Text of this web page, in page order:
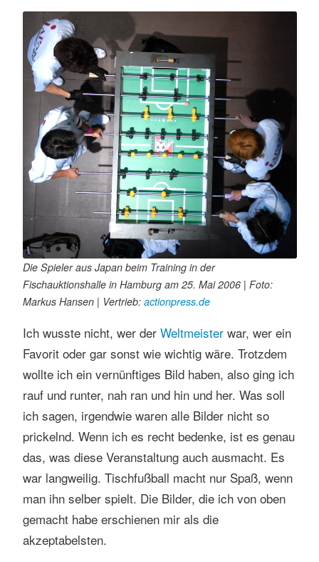
Die Spieler aus Japan beim Training in der
Fischauktionshalle in Hamburg am 25. Mai 2006 | Foto:
Markus Hansen | Vertrieb: actionpress.de
Ich wusste nicht, wer der Weltmeisterwar, wer ein
Favorit oder gar sonst wie wichtig wäre. Trotzdem
wollte ich ein vernünftiges Bild haben, also ging ich
rauf und runter, nah ran und hin und her. Was soll
ich sagen, irgendwie waren alle Bilder nicht so
prickelnd. Wenn ich es recht bedenke, ist es genau
das, was diese Veranstaltung auch ausmacht. Es
war langweilig. Tischfußball macht nur Spaß, wenn
man ihn selber spielt. Die Bilder, die ich von oben
gemacht habe erschienen mir als die
akzeptabelsten.